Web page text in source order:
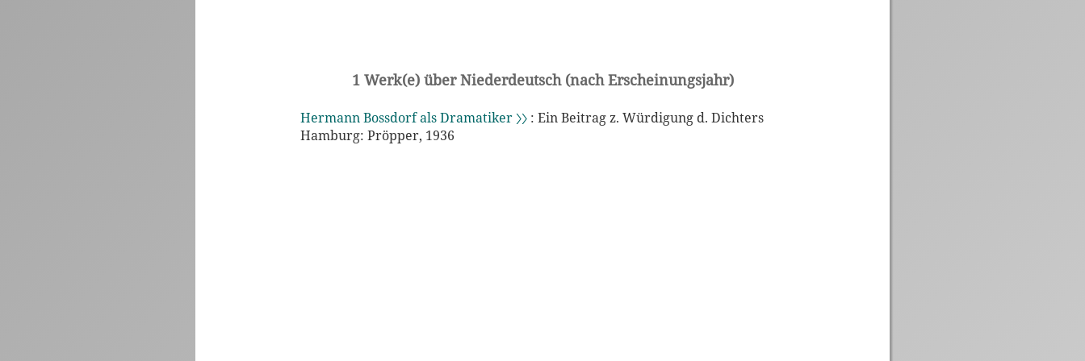
1 Werk(e) über Niederdeutsch (nach Erscheinungsjahr)
Hermann Bossdorf als Dramatiker 〉〉 : Ein Beitrag z. Würdigung d. Dichters
Hamburg: Pröpper, 1936